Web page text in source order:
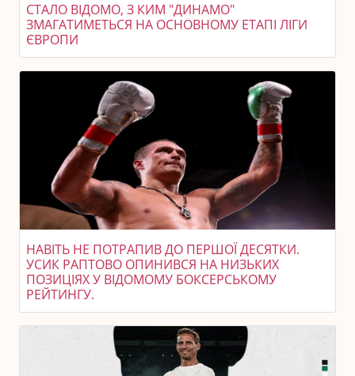
СТАЛО ВІДОМО, З КИМ "ДИНАМО"
ЗМАГАТИМЕТЬСЯ НА ОСНОВНОМУ ЕТАПІ ЛІГИ
ЄВРОПИ
НАВІТЬ НЕ ПОТРАПИВ ДО ПЕРШОЇ ДЕСЯТКИ.
УСИК РАПТОВО ОПИНИВСЯ НА НИЗЬКИХ
ПОЗИЦІЯХ У ВІДОМОМУ БОКСЕРСЬКОМУ
РЕЙТИНГУ.